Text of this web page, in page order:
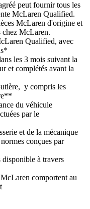
peut fournir tous les
McLaren Qualified.
McLaren d'origine et
chez McLaren.
Qualified, avec
les 3 mois suivant la
et complétés avant la
y compris les
du véhicule
par le
et de la mécanique
conçues par
disponible à travers
comportent au